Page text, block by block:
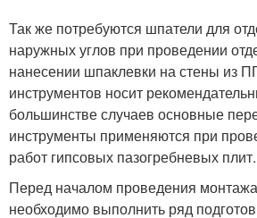
Так же потребуются шпатели для
наружных углов при проведении
нанесении шпаклевки на стены из
инструментов носит
большинстве случаев основные
инструменты применяются при
работ гипсовых пазогребневых плит.
Перед началом проведения
необходимо выполнить ряд